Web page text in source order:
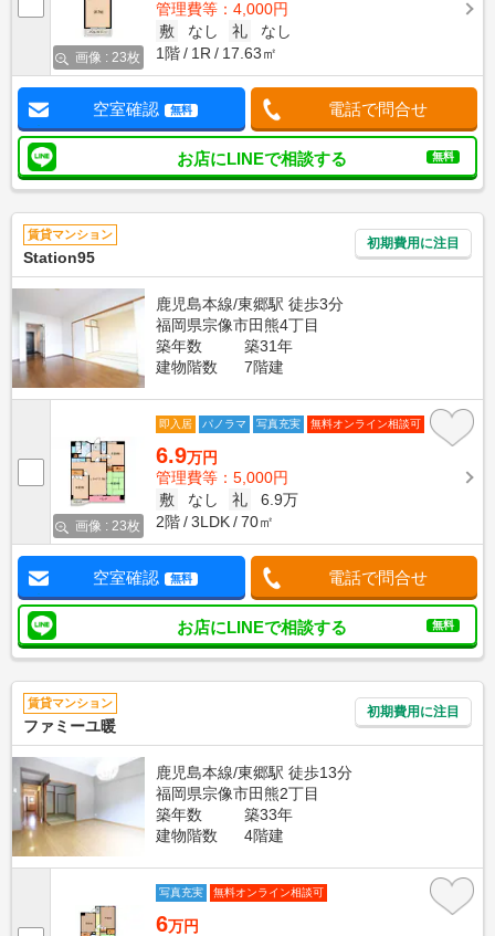
画像 : 23枚
管理費等：4,000円
敷
なし 礼
なし
1階
1R 17.63㎡
空室確認 無料 電話で問合せ
お店にLINEで相談する 無料
賃貸マンション
Station95
初期費用に注目
鹿児島本線/東郷駅 徒歩3分
福岡県宗像市田熊4丁目
築年数
築31年
建物階数
7階建
画像 : 23枚
即入居 パノラマ 写真充実 無料オンライン相談可
6.9万円
管理費等：5,000円
敷
なし 礼
6.9万
2階
3LDK 70㎡
空室確認 無料 電話で問合せ
お店にLINEで相談する 無料
賃貸マンション
ファミーユ暖
初期費用に注目
鹿児島本線/東郷駅 徒歩13分
福岡県宗像市田熊2丁目
築年数
築33年
建物階数
4階建
写真充実 無料オンライン相談可
6万円